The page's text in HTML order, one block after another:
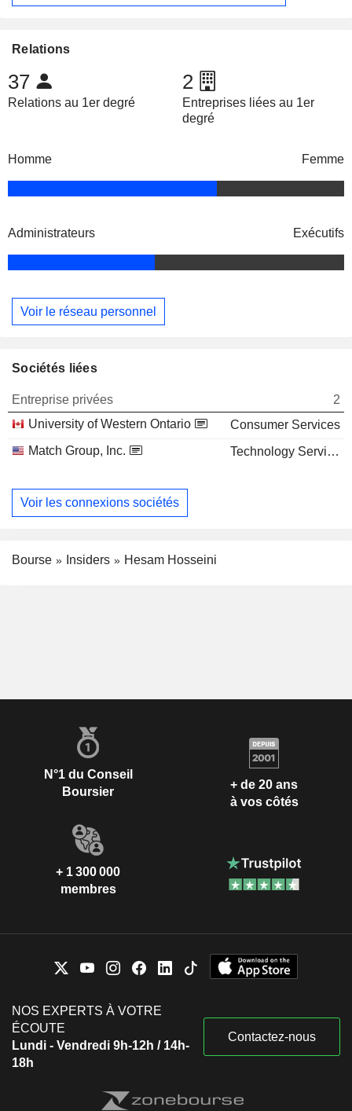
Relations
37
Relations au 1er degré
2
Entreprises liées au 1er
degré
Homme Femme
Administrateurs Exécutifs
Voir le réseau personnel
Sociétés liées
Entreprise privées
2
University of Western Ontario
Consumer Services
Match Group, Inc.
Technology Services
Voir les connexions sociétés
Bourse Insiders Hesam Hosseini
N°1 du Conseil
Boursier
+ de 20 ans
à vos côtés
+ 1 300 000
membres
NOS EXPERTS À VOTRE
ÉCOUTE
Lundi - Vendredi 9h-12h / 14h-
18h
Contactez-nous